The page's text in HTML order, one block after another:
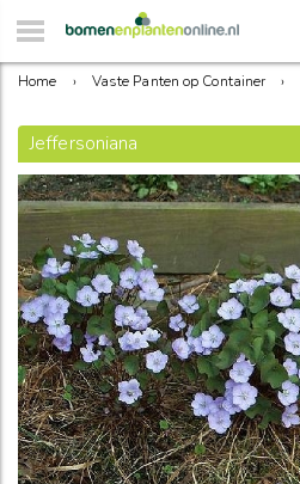
Home › Vaste Panten op Container ›
Jeffersoniana